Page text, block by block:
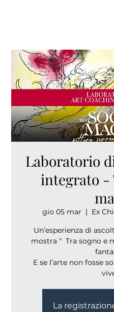
Laboratorio
integrato -
gio 05 mar
  |
Ex
Un’esperienza di
mostra " Tra sogno e
E se l’arte non fosse
La